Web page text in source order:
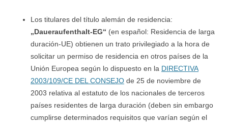
Los titulares del título alemán de residencia:
„Daueraufenthalt-EG“ (en español: Residencia de larga
duración-UE) obtienen un trato privilegiado a la hora de
solicitar un permiso de residencia en otros países de la
Unión Europea según lo dispuesto en la DIRECTIVA
2003/109/CE DEL CONSEJO de 25 de noviembre de
2003 relativa al estatuto de los nacionales de terceros
países residentes de larga duración (deben sin embargo
cumplirse determinados requisitos que varían según el